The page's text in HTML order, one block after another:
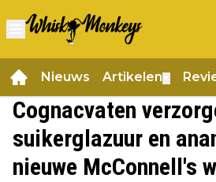
Nieuws Artikelen
Cognacvaten
suikerglazuur en
nieuwe McConnell's